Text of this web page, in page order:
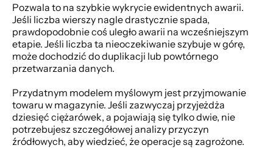
Pozwala to na szybkie wykrycie ewidentnych awarii.
Jeśli liczba wierszy nagle drastycznie spada,
prawdopodobnie coś uległo awarii na wcześniejszym
etapie. Jeśli liczba ta nieoczekiwanie szybuje w górę,
może dochodzić do duplikacji lub powtórnego
przetwarzania danych.
Przydatnym modelem myślowym jest przyjmowanie
towaru w magazynie. Jeśli zazwyczaj przyjeżdża
dziesięć ciężarówek, a pojawiają się tylko dwie, nie
potrzebujesz szczegółowej analizy przyczyn
źródłowych, aby wiedzieć, że operacje są zagrożone.